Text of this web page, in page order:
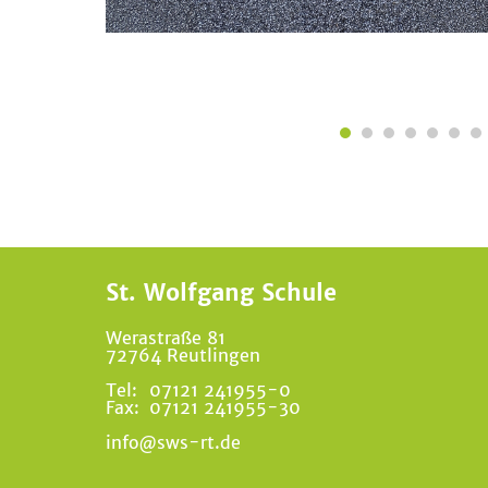
St. Wolfgang Schule
Werastraße 81
72764 Reutlingen
Tel:
07121 241955-0
Fax: 07121 241955-30
info@sws-rt.de